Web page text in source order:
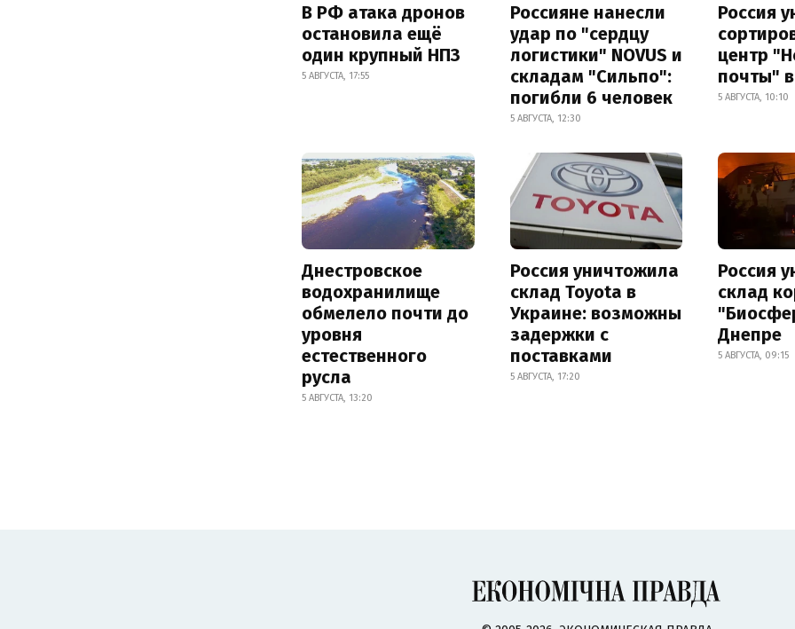
В РФ атака дронов
остановила ещё
один крупный НПЗ
5 АВГУСТА, 17:55
Россияне нанесли
удар по "сердцу
логистики" NOVUS и
складам "Сильпо":
погибли 6 человек
5 АВГУСТА, 12:30
Россия
центр
почты"
5 АВГУСТА, 10:10
Днестровское
водохранилище
обмелело почти до
уровня
естественного
русла
5 АВГУСТА, 13:20
Россия уничтожила
склад Toyota в
Украине: возможны
задержки с
поставками
5 АВГУСТА, 17:20
Россия
склад
Днепре
5 АВГУСТА, 09:15